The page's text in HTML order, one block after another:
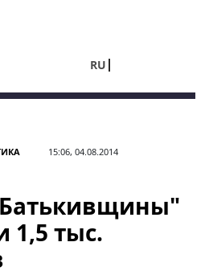
RU
15:06, 04.08.2014
1,5 тыс.